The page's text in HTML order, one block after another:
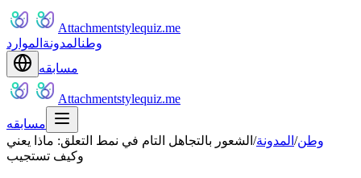
Attachmentstylequiz.me
وطنالمدونة الموارد
مسابقه
Attachmentstylequiz.me
مسابقه
وطن/ المدونة/ الشعور بالتجاهل التام في نمط التعلق: ماذا يعني
وكيف تستجيب